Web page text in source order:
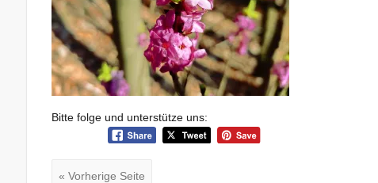
Bitte folge und unterstütze uns:
« Vorherige Seite